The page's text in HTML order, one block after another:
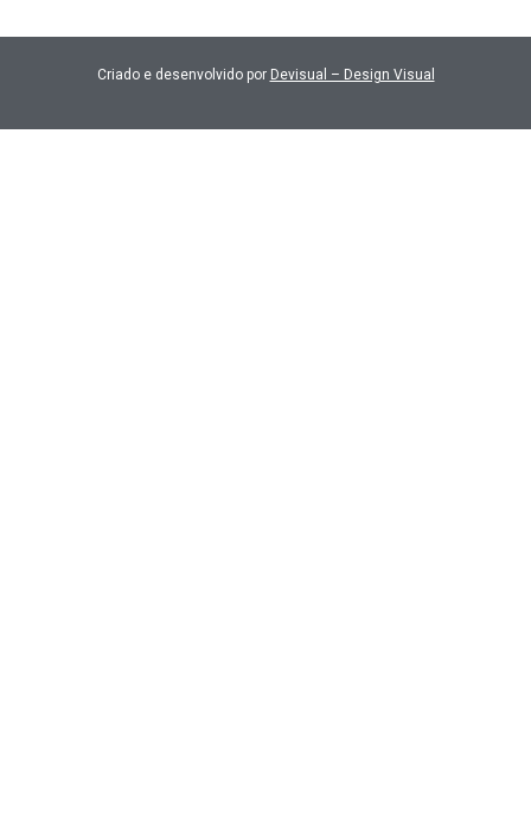
Criado e desenvolvido por Devisual – Design Visual